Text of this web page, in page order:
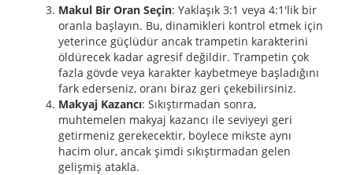
Makul Bir Oran Seçin: Yaklaşık 3:1 veya 4:1'lik bir
oranla başlayın. Bu, dinamikleri kontrol etmek için
yeterince güçlüdür ancak trampetin karakterini
öldürecek kadar agresif değildir. Trampetin çok
fazla gövde veya karakter kaybetmeye başladığını
fark ederseniz, oranı biraz geri çekebilirsiniz.
Makyaj Kazancı: Sıkıştırmadan sonra,
muhtemelen makyaj kazancı ile seviyeyi geri
getirmeniz gerekecektir, böylece mikste aynı
hacim olur, ancak şimdi sıkıştırmadan gelen
gelişmiş atakla.